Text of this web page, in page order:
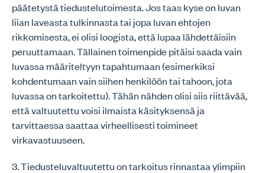
päätetystä tiedustelutoimesta. Jos taas kyse on luvan
liian laveasta tulkinnasta tai jopa luvan ehtojen
rikkomisesta, ei olisi loogista, että lupaa lähdettäisiin
peruuttamaan. Tällainen toimenpide pitäisi saada vain
luvassa määriteltyyn tapahtumaan (esimerkiksi
kohdentumaan vain siihen henkilöön tai tahoon, jota
luvassa on tarkoitettu). Tähän nähden olisi siis riittävää,
että valtuutettu voisi ilmaista käsityksensä ja
tarvittaessa saattaa virheellisesti toimineet
virkavastuuseen.
3. Tiedusteluvaltuutettu on tarkoitus rinnastaa ylimpiin